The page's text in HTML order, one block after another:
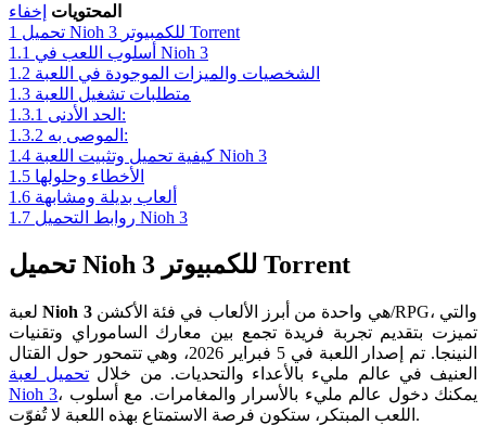
المحتويات إخفاء
1
تحميل Nioh 3 للكمبيوتر Torrent
1.1
أسلوب اللعب في Nioh 3
1.2 الشخصيات والميزات الموجودة في اللعبة
1.3 متطلبات تشغيل اللعبة
1.3.1
الحد الأدنى:
1.3.2
الموصى به:
1.4
كيفية تحميل وتثبيت اللعبة Nioh 3
1.5 الأخطاء وحلولها
1.6 ألعاب بديلة ومشابهة
1.7
روابط التحميل Nioh 3
تحميل Nioh 3 للكمبيوتر Torrent
لعبةNioh 3هي واحدة من أبرز الألعاب في فئة الأكشن/RPG، والتي
تميزت بتقديم تجربة فريدة تجمع بين معارك الساموراي وتقنيات
النينجا. تم إصدار اللعبة في 5 فبراير 2026، وهي تتمحور حول القتال
العنيف في عالم مليء بالأعداء والتحديات. من خلال تحميل لعبة
Nioh 3، يمكنك دخول عالم مليء بالأسرار والمغامرات. مع أسلوب
اللعب المبتكر، ستكون فرصة الاستمتاع بهذه اللعبة لا تُفوّت.